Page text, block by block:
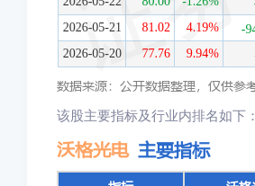
该股主要指标及行业内排名如下：